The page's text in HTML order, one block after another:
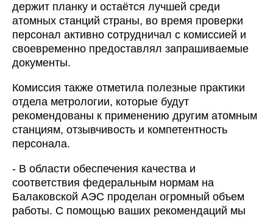
держит планку и остаётся лучшей среди
атомных станций страны, во время проверки
персонал активно сотрудничал с комиссией и
своевременно предоставлял запрашиваемые
документы.
Комиссия также отметила полезные практики
отдела метрологии, которые будут
рекомендованы к применению другим атомным
станциям, отзывчивость и компетентность
персонала.
- В области обеспечения качества и
соответствия федеральным нормам на
Балаковской АЭС проделан огромный объем
работы. С помощью ваших рекомендаций мы